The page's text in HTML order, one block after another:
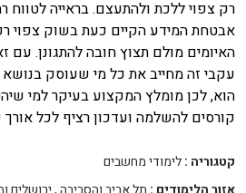
רק צפוי ללכת ולהתעצם. בראייה לטווח
אבטחת המידע הקיים כעת בשוק צפוי
האיומים מולם תצוץ חובה להתגונן. עם
עקבי זה מחייב את כל מי שעוסק
הוא, לכן מומלץ המקצוע בעיקר למי
קורסים להשלמה ועדכון רציף לכל אורך
קטגוריה :לימודי מחשבים